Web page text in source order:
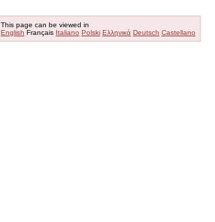
This page can be viewed in
English Français Italiano Polski Ελληνικά Deutsch Castellano